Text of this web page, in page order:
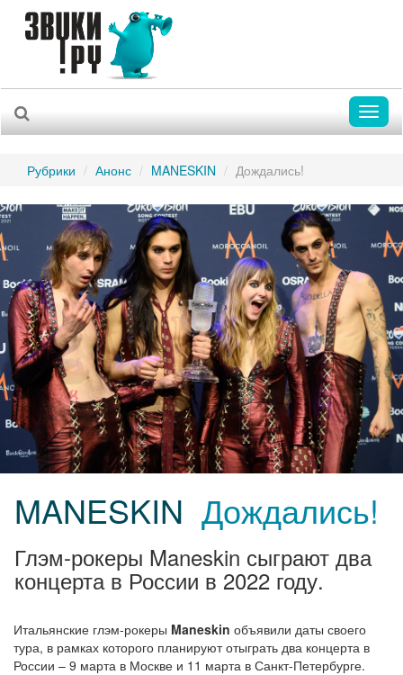
Рубрики Анонс MANESKIN Дождались!
MANESKIN Дождались!
Глэм-рокеры Maneskin сыграют два
концерта в России в 2022 году.
Итальянские глэм-рокеры Maneskin объявили даты своего
тура, в рамках которого планируют отыграть два концерта в
России – 9 марта в Москве и 11 марта в Санкт-Петербурге.